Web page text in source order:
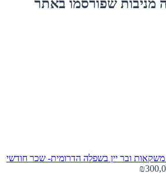
מניבות שפורסמו באתר
ובר יין בשפלה הדרומית- שכר חודשי